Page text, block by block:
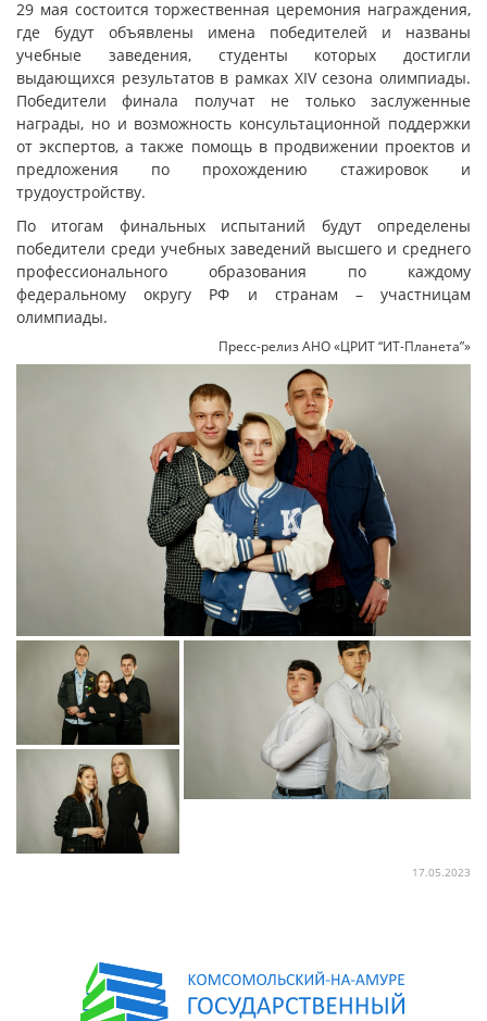
29 мая состоится торжественная церемония награждения,
где будут объявлены имена победителей и названы
учебные заведения, студенты которых достигли
выдающихся результатов в рамках XIV сезона олимпиады.
Победители финала получат не только заслуженные
награды, но и возможность консультационной поддержки
от экспертов, а также помощь в продвижении проектов и
предложения по прохождению стажировок и
трудоустройству.
По итогам финальных испытаний будут определены
победители среди учебных заведений высшего и среднего
профессионального образования по каждому
федеральному округу РФ и странам – участницам
олимпиады.
Пресс-релиз АНО «ЦРИТ “ИТ-Планета”»
17.05.2023